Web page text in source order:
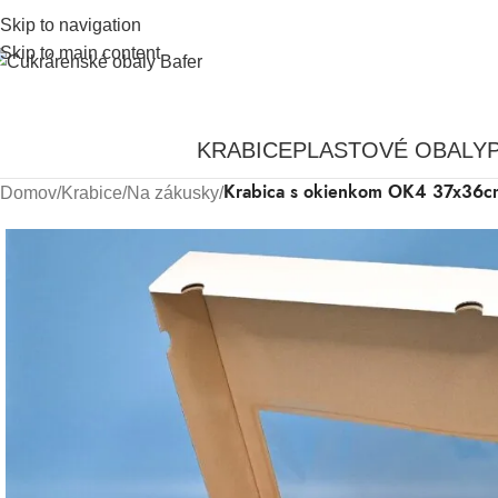
Skip to navigation
Skip to main content
KRABICEPLASTOVÉ OBALY
Domov/Krabice/Na zákusky/Krabica s okienkom OK4